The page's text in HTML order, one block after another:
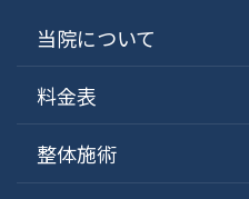
当院について
料金表
整体施術